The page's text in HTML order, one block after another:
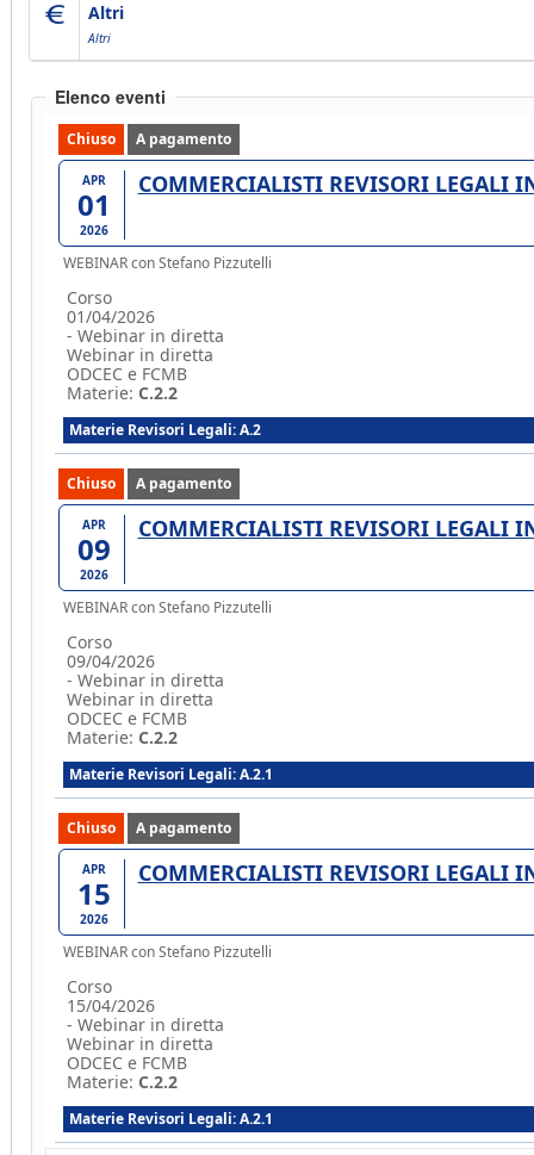
Altri
Altri
Elenco eventi
Chiuso A pagamento
APR
01
2026
COMMERCIALISTI REVISORI LEGALI
WEBINAR con Stefano Pizzutelli
Corso
01/04/2026
- Webinar in diretta
Webinar in diretta
ODCEC e FCMB
Materie: C.2.2
Materie Revisori Legali: A.2
Chiuso A pagamento
APR
09
2026
COMMERCIALISTI REVISORI LEGALI
WEBINAR con Stefano Pizzutelli
Corso
09/04/2026
- Webinar in diretta
Webinar in diretta
ODCEC e FCMB
Materie: C.2.2
Materie Revisori Legali: A.2.1
Chiuso A pagamento
APR
15
2026
COMMERCIALISTI REVISORI LEGALI
WEBINAR con Stefano Pizzutelli
Corso
15/04/2026
- Webinar in diretta
Webinar in diretta
ODCEC e FCMB
Materie: C.2.2
Materie Revisori Legali: A.2.1